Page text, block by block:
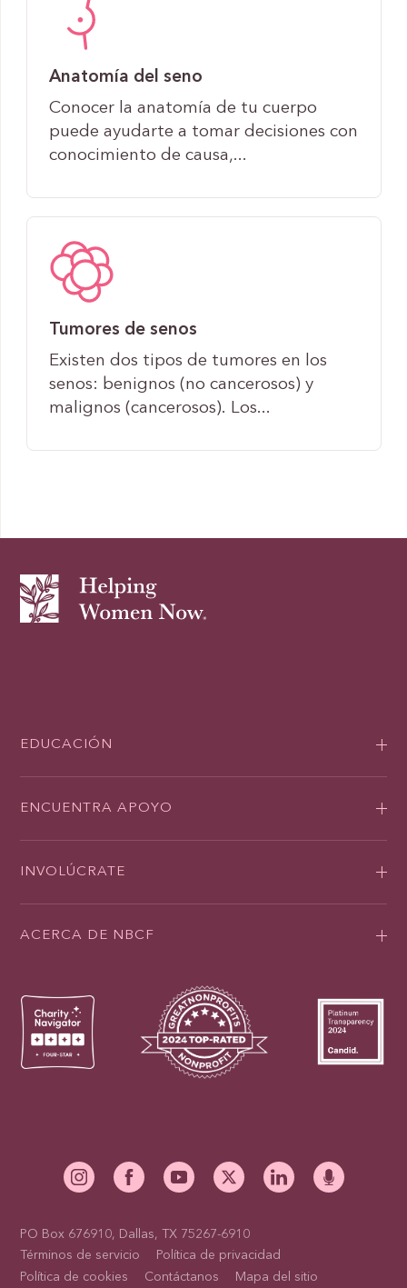
Anatomía del seno
Conocer la anatomía de tu cuerpo
puede ayudarte a tomar decisiones con
conocimiento de causa,...
Tumores de senos
Existen dos tipos de tumores en los
senos: benignos (no cancerosos) y
malignos (cancerosos). Los...
EDUCACIÓN
ENCUENTRA APOYO
INVOLÚCRATE
ACERCA DE NBCF
PO Box 676910, Dallas, TX 75267-6910
Términos de servicio
Política de privacidad
Política de cookies
Contáctanos Mapa del sitio